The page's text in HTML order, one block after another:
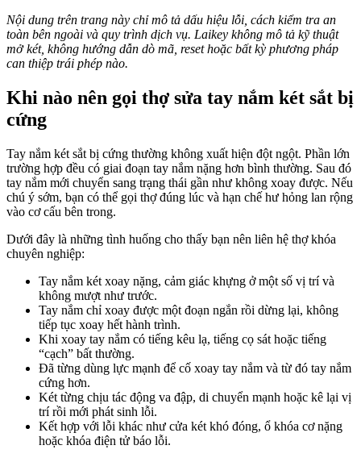
Nội dung trên trang này chỉ mô tả dấu hiệu lỗi, cách kiểm tra an
toàn bên ngoài và quy trình dịch vụ. Laikey không mô tả kỹ thuật
mở két, không hướng dẫn dò mã, reset hoặc bất kỳ phương pháp
can thiệp trái phép nào.
Khi nào nên gọi thợ sửa tay nắm két sắt bị
cứng
Tay nắm két sắt bị cứng thường không xuất hiện đột ngột. Phần lớn
trường hợp đều có giai đoạn tay nắm nặng hơn bình thường. Sau đó
tay nắm mới chuyển sang trạng thái gần như không xoay được. Nếu
chú ý sớm, bạn có thể gọi thợ đúng lúc và hạn chế hư hỏng lan rộng
vào cơ cấu bên trong.
Dưới đây là những tình huống cho thấy bạn nên liên hệ thợ khóa
chuyên nghiệp:
Tay nắm két xoay nặng, cảm giác khựng ở một số vị trí và
không mượt như trước.
Tay nắm chỉ xoay được một đoạn ngắn rồi dừng lại, không
tiếp tục xoay hết hành trình.
Khi xoay tay nắm có tiếng kêu lạ, tiếng cọ sát hoặc tiếng
“cạch” bất thường.
Đã từng dùng lực mạnh để cố xoay tay nắm và từ đó tay nắm
cứng hơn.
Két từng chịu tác động va đập, di chuyển mạnh hoặc kê lại vị
trí rồi mới phát sinh lỗi.
Kết hợp với lỗi khác như cửa két khó đóng, ổ khóa cơ nặng
hoặc khóa điện tử báo lỗi.